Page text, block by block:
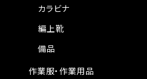
カラビナ
編上靴
備品
作業服・作業用品